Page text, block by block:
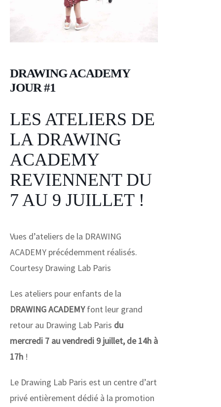
DRAWING ACADEMY
JOUR #1
LES ATELIERS DE
LA DRAWING
ACADEMY
REVIENNENT DU
7 AU 9 JUILLET !
Vues d’ateliers de la DRAWING
ACADEMY précédemment réalisés.
Courtesy Drawing Lab Paris
Les ateliers pour enfants de la
DRAWING ACADEMYfont leur grand
retour au Drawing Lab Paris du
mercredi 7 au vendredi 9 juillet, de 14h à
17h !
Le Drawing Lab Paris est un centre d’art
privé entièrement dédié à la promotion